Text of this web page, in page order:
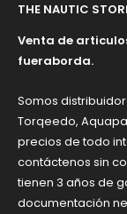
THE NAUTIC
Venta de
fueraborda.
Somos
Torqeedo,
precios de todo
contáctenos sin
tienen 3 años de
documentación